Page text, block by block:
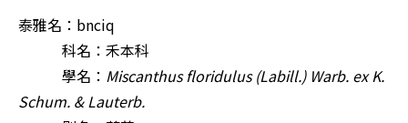
泰雅名：bnciq
            學名：
Miscanthus floridulus (Labill.) Warb. ex K.
Schum. & Lauterb.